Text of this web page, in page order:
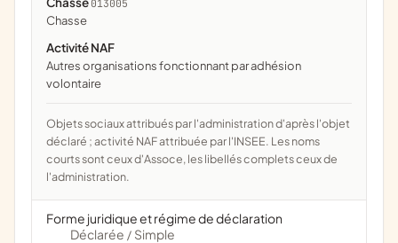
013005
chasse
Activité NAF
Autres organisations fonctionnant par adhésion
volontaire
Objets sociaux attribués par l'administration d'après l'objet
déclaré ; activité NAF attribuée par l'INSEE. Les noms
courts sont ceux d'Assoce, les libellés complets ceux de
l'administration.
Forme juridique et régime de déclaration
Déclarée / Simple